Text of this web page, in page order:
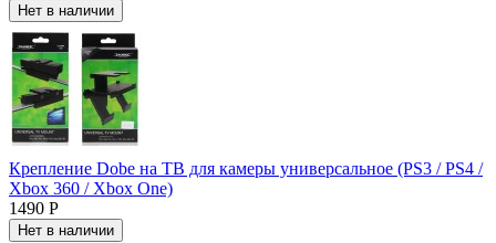
Нет в наличии
Крепление Dobe на ТВ для камеры универсальное (PS3 / PS4 /
Xbox 360 / Xbox One)
1490 Р
Нет в наличии